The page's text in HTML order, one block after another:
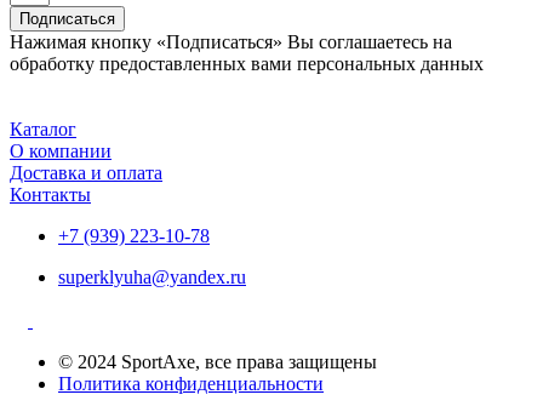
Подписаться
Нажимая кнопку «Подписаться» Вы соглашаетесь на
обработку предоставленных вами персональных данных
Каталог
О компании
Доставка и оплата
Контакты
+7 (939) 223-10-78
superklyuha@yandex.ru
© 2024 SportAxe, все права защищены
Политика конфиденциальности